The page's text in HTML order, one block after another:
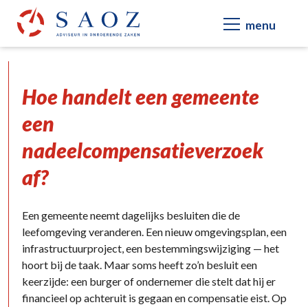
Hoe handelt een gemeente
een
nadeelcompensatieverzoek
af?
Een gemeente neemt dagelijks besluiten die de
leefomgeving veranderen. Een nieuw omgevingsplan, een
infrastructuurproject, een bestemmingswijziging — het
hoort bij de taak. Maar soms heeft zo’n besluit een
keerzijde: een burger of ondernemer die stelt dat hij er
financieel op achteruit is gegaan en compensatie eist. Op